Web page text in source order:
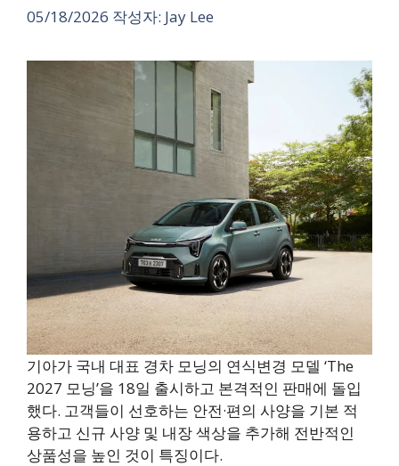
05/18/2026 작성자: Jay Lee
기아가 국내 대표 경차 모닝의 연식변경 모델 ‘The
2027 모닝’을 18일 출시하고 본격적인 판매에 돌입
했다. 고객들이 선호하는 안전·편의 사양을 기본 적
용하고 신규 사양 및 내장 색상을 추가해 전반적인
상품성을 높인 것이 특징이다.